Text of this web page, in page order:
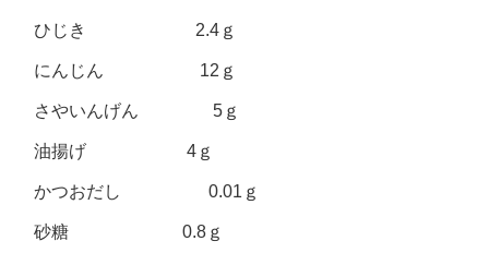
ひじき 2.4ｇ
にんじん 12ｇ
さやいんげん 5ｇ
油揚げ 4ｇ
かつおだし 0.01ｇ
砂糖 0.8ｇ